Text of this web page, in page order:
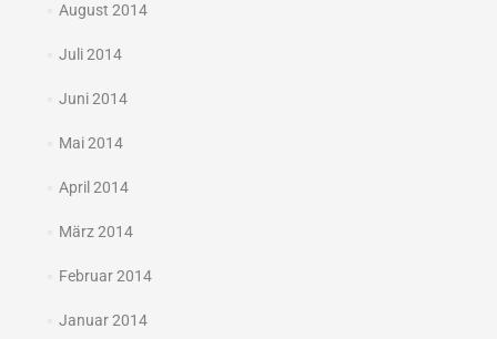
August 2014
Juli 2014
Juni 2014
Mai 2014
April 2014
März 2014
Februar 2014
Januar 2014